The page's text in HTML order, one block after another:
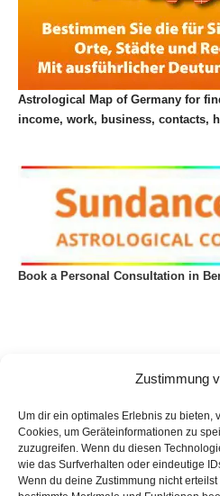
Zustimmung
Um dir ein optimales Erlebnis zu bieten,
Cookies, um Geräteinformationen zu
zuzugreifen. Wenn du diesen
wie das Surfverhalten oder eindeutige
Wenn du deine Zustimmung nicht
Astrological Map of Germany for
income, work, business, contacts,
Book a Personal Consultation in